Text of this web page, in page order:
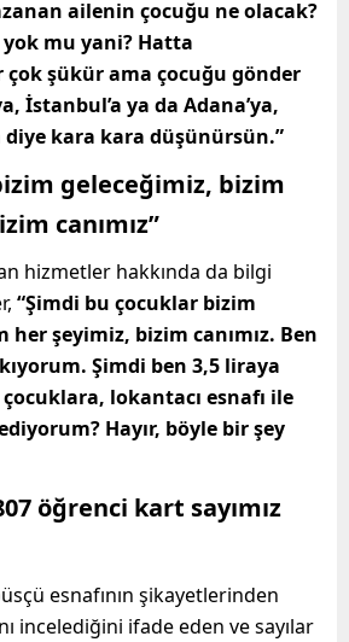
ailenin çocuğu ne olacak?
mu yani? Hatta
şükür ama çocuğu gönder
İstanbul’a ya da Adana’ya,
diye kara kara düşünürsün.”
geleceğimiz, bizim
canımız”
hizmetler hakkında da bilgi
“Şimdi bu çocuklar bizim
her şeyimiz, bizim canımız. Ben
Şimdi ben 3,5 liraya
lokantacı esnafı ile
Hayır, böyle bir şey
öğrenci kart sayımız
esnafının şikayetlerinden
incelediğini ifade eden ve sayılar